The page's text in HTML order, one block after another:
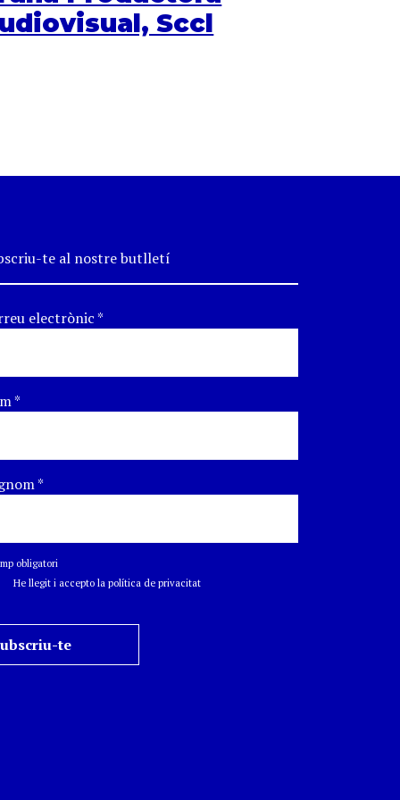
Sccl
te al nostre butlletí
electrònic*
*
*
obligatori
He llegit i accepto la política de privacitat